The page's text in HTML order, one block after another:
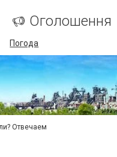
Оголошення
Погода
Отвечаем